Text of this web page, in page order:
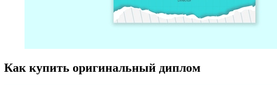
Как купить оригинальный диплом